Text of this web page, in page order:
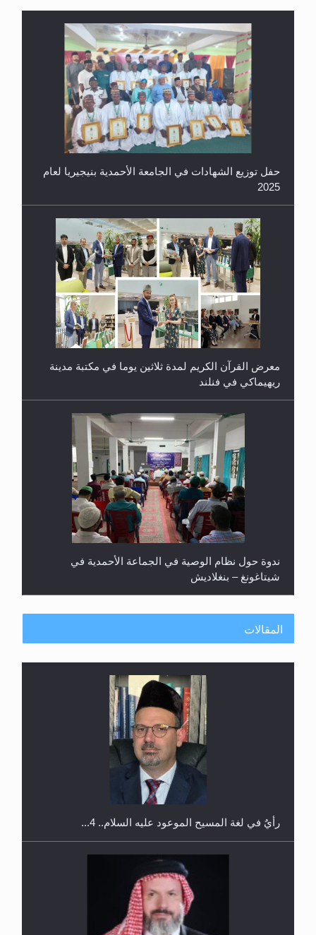
حفل توزيع الشهادات في الجامعة الأحمدية بنيجيريا لعام
2025
معرض القرآن الكريم لمدة ثلاثين يوما في مكتبة مدينة
ريهيماكي في فنلند
ندوة حول نظام الوصية في الجماعة الأحمدية في
شيتاغونغ – بنغلاديش
اليوم الوطني الرياضي لمجلس أنصار الله في هولندا
المقالات
رأيٌ في لغة المسيح الموعود عليه السلام.. 4...